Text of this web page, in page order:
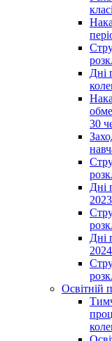
Дні
30
Дні
Дні
Освітній